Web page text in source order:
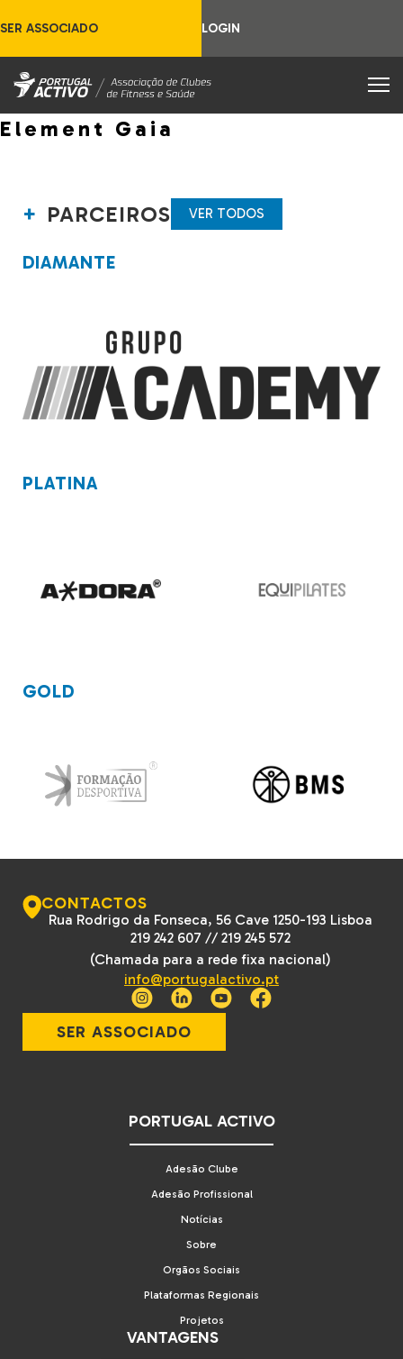
SER ASSOCIADO LOGIN
Element Gaia
PARCEIROS VER TODOS
DIAMANTE
PLATINA
GOLD
CONTACTOS
Rua Rodrigo da Fonseca, 56 Cave 1250-193 Lisboa
219 242 607 //219 245 572
(Chamada para a rede fixa nacional)
info@portugalactivo.pt
SER ASSOCIADO
PORTUGAL ACTIVO
Adesão Clube
Adesão Profissional
Notícias
Sobre
Orgãos Sociais
Plataformas Regionais
Projetos
VANTAGENS